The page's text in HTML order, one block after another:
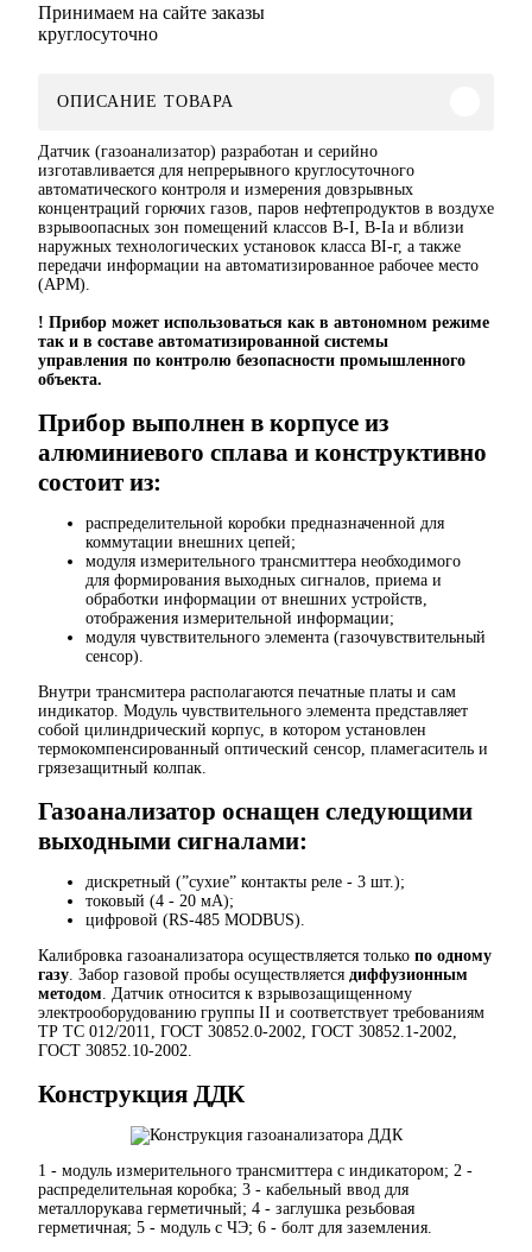
Принимаем на сайте заказы
круглосуточно
ОПИСАНИЕ ТОВАРА
Датчик (газоанализатор) разработан и серийно
изготавливается для непрерывного круглосуточного
автоматического контроля и измерения довзрывных
концентраций горючих газов, паров нефтепродуктов в воздухе
взрывоопасных зон помещений классов В-I, В-Iа и вблизи
наружных технологических установок класса ВI-г, а также
передачи информации на автоматизированное рабочее место
(АРМ).
! Прибор может использоваться как в автономном режиме
так и в составе автоматизированной системы
управления по контролю безопасности промышленного
объекта.
Прибор выполнен в корпусе из
алюминиевого сплава и конструктивно
состоит из:
распределительной коробки предназначенной для
коммутации внешних цепей;
модуля измерительного трансмиттера необходимого
для формирования выходных сигналов, приема и
обработки информации от внешних устройств,
отображения измерительной информации;
модуля чувствительного элемента (газочувствительный
сенсор).
Внутри трансмитера располагаются печатные платы и сам
индикатор. Модуль чувствительного элемента представляет
собой цилиндрический корпус, в котором установлен
термокомпенсированный оптический сенсор, пламегаситель и
грязезащитный колпак.
Газоанализатор оснащен следующими
выходными сигналами:
дискретный (”сухие” контакты реле - 3 шт.);
токовый (4 - 20 мА);
цифровой (RS-485 MODBUS).
Калибровка газоанализатора осуществляется только по одному
газу Забор газовой пробы осуществляется диффузионным
методом . Датчик относится к взрывозащищенному
электрооборудованию группы II и соответствует требованиям
ТР ТС 012/2011, ГОСТ 30852.0-2002, ГОСТ 30852.1-2002,
ГОСТ 30852.10-2002.
Конструкция ДДК
1 - модуль измерительного трансмиттера с индикатором; 2 -
распределительная коробка; 3 - кабельный ввод для
металлорукава герметичный; 4 - заглушка резьбовая
герметичная; 5 - модуль с ЧЭ; 6 - болт для заземления.